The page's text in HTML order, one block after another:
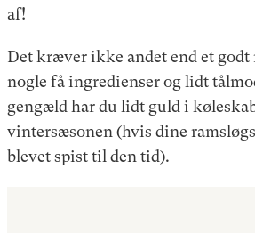
af!
Det kræver ikke andet end et godt
nogle få ingredienser og lidt
gengæld har du lidt guld i
vintersæsonen (hvis dine
blevet spist til den tid).